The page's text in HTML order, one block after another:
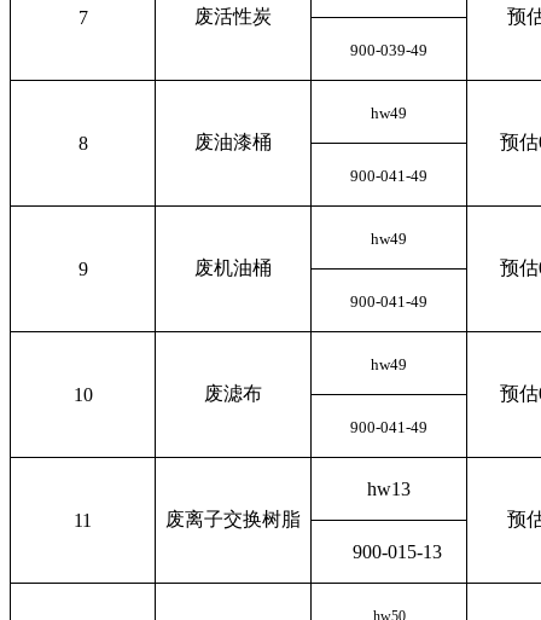
7 废活性炭 预
900-039-49
8 废油漆桶
hw49
预
900-041-49
9 废机油桶
hw49
预
900-041-49
10 废滤布
hw49
预
900-041-49
11 废离子交换树脂
hw13
预
900-015-13
hw50